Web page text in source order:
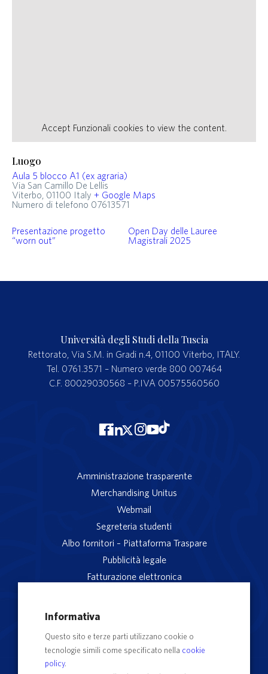
Luogo
Aula 5 blocco A1 (ex agraria)
Via San Camillo De Lellis
Viterbo 01100 Italy + Google Maps
Numero di telefono 07613571
Accept Funzionali cookies to view the content.
Presentazione progetto
“worn out”
Open Day delle Lauree
Magistrali 2025
Università degli Studi della Tuscia
Rettorato, Via S.M. in Gradi n.4, 01100 Viterbo, ITALY.
Tel. 0761.3571 – Numero verde 800 007464
C.F. 80029030568 – P.IVA 00575560560
Amministrazione trasparente
Merchandising Unitus
Webmail
Segreteria studenti
Albo fornitori – Piattaforma Traspare
Pubblicità legale
Fatturazione elettronica
Servizio reclami
Informativa
Questo sito e terze parti utilizzano cookie o
tecnologie simili come specificato nella cookie
policy.